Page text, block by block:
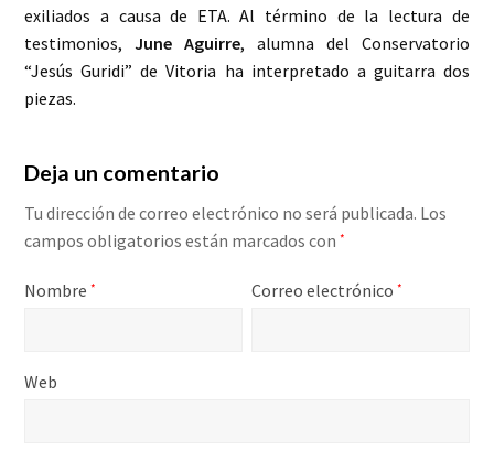
exiliados a causa de ETA. Al término de la lectura de
testimonios,June Aguirre, alumna del Conservatorio
“Jesús Guridi” de Vitoria ha interpretado a guitarra dos
piezas.
Deja un comentario
Tu dirección de correo electrónico no será publicada. Los
campos obligatorios están marcados con*
Nombre* Correo electrónico*
Web